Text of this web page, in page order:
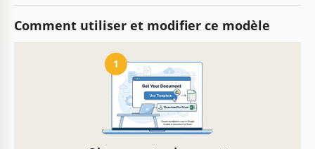
Comment utiliser et modifier ce modèle
1